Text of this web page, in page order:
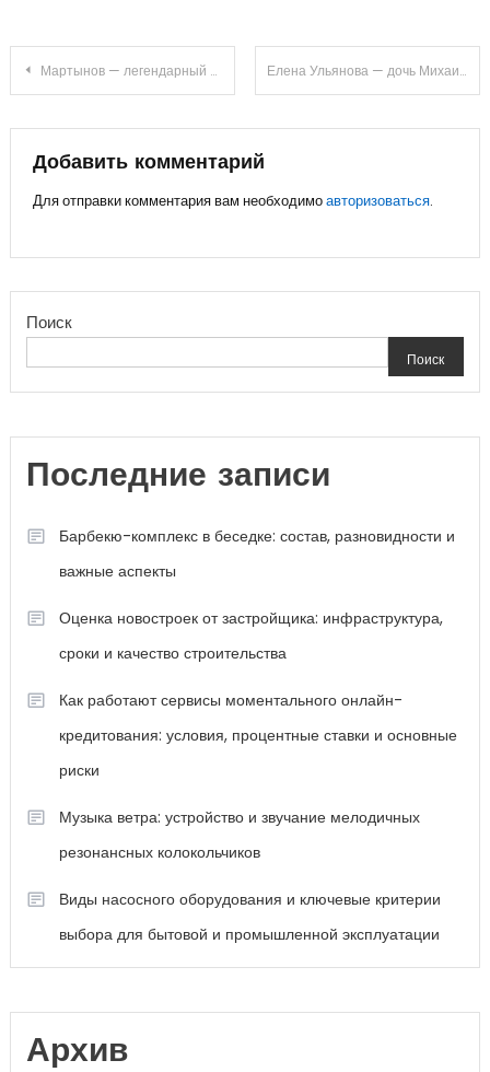
Навигация
записям
Мартынов — легендарный певец, его талант и невероятный путь к успеху Елена Ульянова — дочь Михаила Ульянова — биография и личная жизнь
Добавить комментарий
Для отправки комментария вам необходимоавторизоваться.
Поиск
Поиск
Последние записи
Барбекю-комплекс в беседке: состав, разновидности и
важные аспекты
Оценка новостроек от застройщика: инфраструктура,
сроки и качество строительства
Как работают сервисы моментального онлайн-
кредитования: условия, процентные ставки и основные
риски
Музыка ветра: устройство и звучание мелодичных
резонансных колокольчиков
Виды насосного оборудования и ключевые критерии
выбора для бытовой и промышленной эксплуатации
Архив